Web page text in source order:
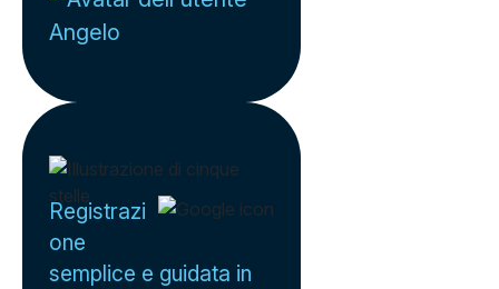
Angelo
Registrazi
one
semplice e guidata in